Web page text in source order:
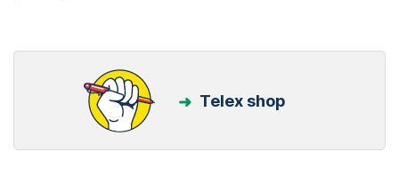
Telex shop